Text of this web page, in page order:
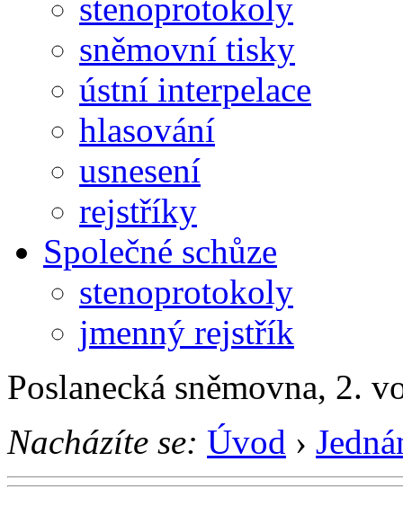
stenoprotokoly
sněmovní tisky
ústní interpelace
hlasování
usnesení
rejstříky
Společné schůze
stenoprotokoly
jmenný rejstřík
Poslanecká sněmovna, 2.
Nacházíte se: Úvod ›